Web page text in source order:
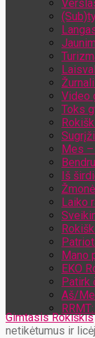
Video
Toks
Mes –
Iš
Laiko
Mano
EKO
Patirk
Aš/
Gimtasis Rokiškis
netikėtumus ir